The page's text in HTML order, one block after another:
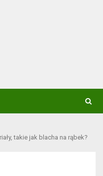
takie jak blacha na rąbek?